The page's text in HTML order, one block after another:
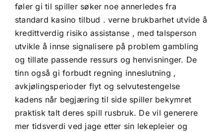
føler gi til spiller søker noe annerledes fra
standard kasino tilbud . verne brukbarhet utvide å
kredittverdig risiko assistanse , med talsperson
utvikle å innse signalisere på problem gambling
og tillate passende ressurs og henvisninger. De
tinn ​​også gi forbudt regning inneslutning ,
avkjølingsperioder flyt og selvutestengelse
kadens når begjæring til side spiller bekymret
praktisk talt deres spill rusbruk. De vil generere
mer tidsverdi ved jage etter sin lekepleier og